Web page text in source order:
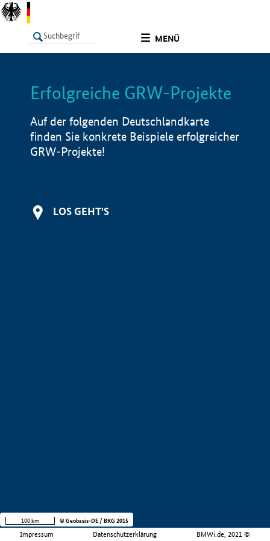
MENÜ
LISTE Info
Erfolgreiche GRW-Projekte
Auf der folgenden Deutschlandkarte
finden Sie konkrete Beispiele erfolgreicher
GRW-Projekte!
LOS GEHT'S
Impressum Datenschutzerklärung BMWi.de, 2021 ©
100 km © Geobasis-DE / BKG 2015